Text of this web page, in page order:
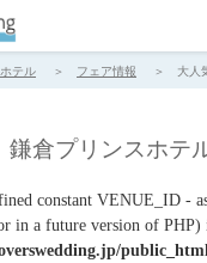
テル フェア情報 大人
鎌倉プリンスホテ
constant VENUE_ID -
in a future version of PHP)